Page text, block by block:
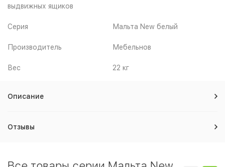
выдвижных ящиков
Серия Мальта New белый
Производитель Мебельнов
Вес 22 кг
Описание
Отзывы